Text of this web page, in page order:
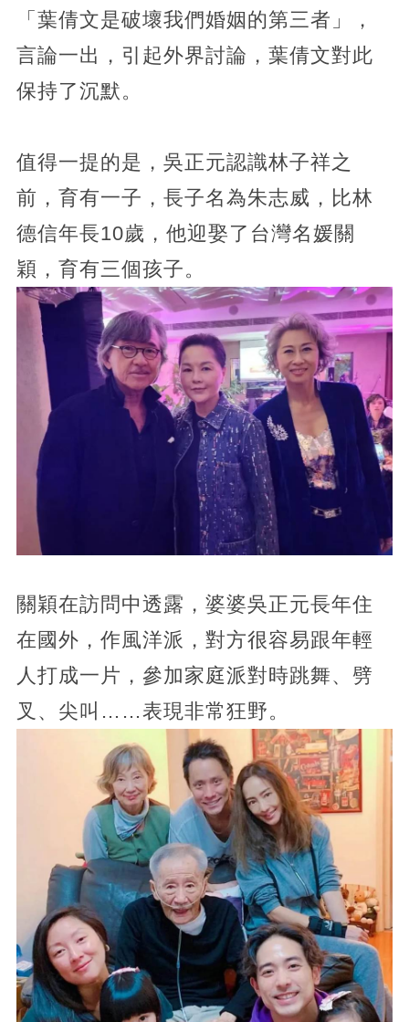
「葉倩文是破壞我們婚姻的第三者」，
言論一出，引起外界討論，葉倩文對此
保持了沉默。
值得一提的是，吳正元認識林子祥之
前，育有一子，長子名為朱志威，比林
德信年長10歲，他迎娶了台灣名媛關
穎，育有三個孩子。
關穎在訪問中透露，婆婆吳正元長年住
在國外，作風洋派，對方很容易跟年輕
人打成一片，參加家庭派對時跳舞、劈
叉、尖叫……表現非常狂野。